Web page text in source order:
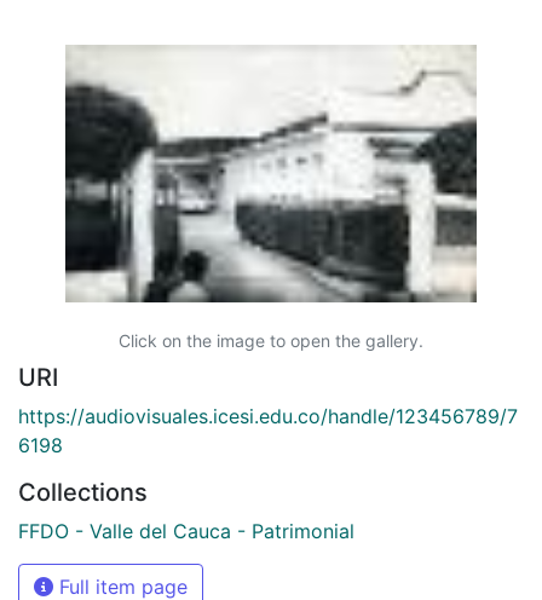
Click on the image to open the gallery.
URI
https://audiovisuales.icesi.edu.co/handle/123456789/7
6198
Collections
FFDO - Valle del Cauca - Patrimonial
Full item page